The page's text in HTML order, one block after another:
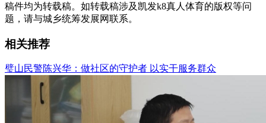
稿件均为转载稿。如转载稿涉及凯发k8真人体育的版权等问
题，请与城乡统筹发展网联系。
相关推荐
璧山民警陈兴华：做社区的守护者 以实干服务群众